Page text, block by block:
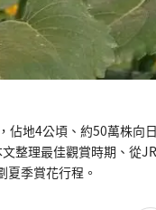
佔地4公頃、約50萬株向
整理最佳觀賞時期、從
季賞花行程。